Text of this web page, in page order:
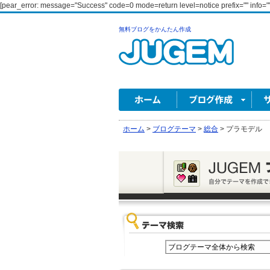
[pear_error: message="Success" code=0 mode=return level=notice prefix=""
無料ブログをかんたん作成
ホーム > ブログテーマ > 総合 > プラモデル